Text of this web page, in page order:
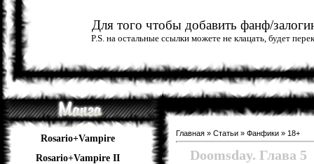
Для того чтобы добавить фанф/
P.S. на остальные ссылки можете не клацать, будет
Rosario+Vampire
Rosario+Vampire II
Главная » Статьи » Фанфики » 18+
Doomsday. Глава 5